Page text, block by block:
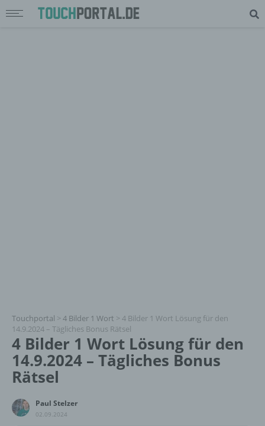
Touchportal > 4 Bilder 1 Wort > 4 Bilder 1 Wort Lösung für den
14.9.2024 – Tägliches Bonus Rätsel
4 Bilder 1 Wort Lösung für den
14.9.2024 – Tägliches Bonus
Rätsel
Paul Stelzer
02.09.2024